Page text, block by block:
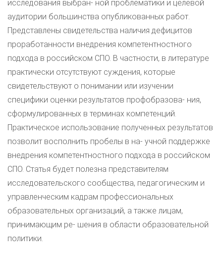
исследования выбран- ной проблематики и целевой
аудитории большинства опубликованных работ.
Представлены свидетельства наличия дефицитов
проработанности внедрения компетентностного
подхода в российском СПО. В частности, в литературе
практически отсутствуют суждения, которые
свидетельствуют о понимании или изучении
специфики оценки результатов профобразова- ния,
сформулированных в терминах компетенций.
Практическое использование полученных результатов
позволит восполнить пробелы в на- учной поддержке
внедрения компетентностного подхода в российском
СПО. Статья будет полезна представителям
исследовательского сообщества, педагогическим и
управленческим кадрам профессиональных
образовательных организаций, а также лицам,
принимающим ре- шения в области образовательной
политики.